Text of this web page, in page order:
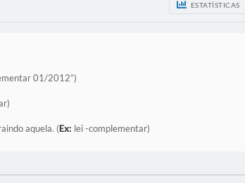
ESTATÍSTICAS
01/2012”)
aquela. (Ex: lei -complementar)